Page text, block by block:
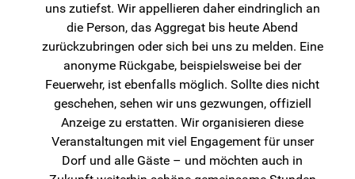
uns zutiefst. Wir appellieren daher eindringlich an
die Person, das Aggregat bis heute Abend
zurückzubringen oder sich bei uns zu melden. Eine
anonyme Rückgabe, beispielsweise bei der
Feuerwehr, ist ebenfalls möglich. Sollte dies nicht
geschehen, sehen wir uns gezwungen, offiziell
Anzeige zu erstatten. Wir organisieren diese
Veranstaltungen mit viel Engagement für unser
Dorf und alle Gäste – und möchten auch in